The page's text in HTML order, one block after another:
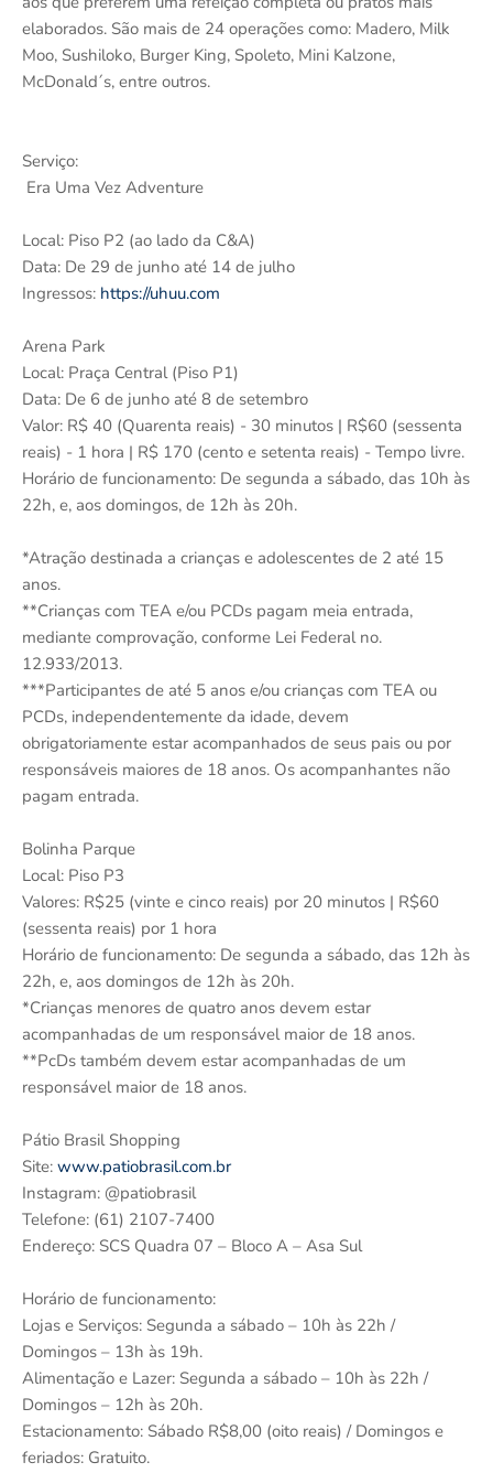
elaborados. São mais de 24 operações como: Madero, Milk
Moo, Sushiloko, Burger King, Spoleto, Mini Kalzone,
McDonald´s, entre outros.
Serviço:
Era Uma Vez Adventure
Local: Piso P2 (ao lado da C&A)
Data: De 29 de junho até 14 de julho
Ingressos: https://uhuu.com
Arena Park
Local: Praça Central (Piso P1)
Data: De 6 de junho até 8 de setembro
Valor: R$ 40 (Quarenta reais) - 30 minutos | R$60 (sessenta
reais) - 1 hora | R$ 170 (cento e setenta reais) - Tempo livre.
Horário de funcionamento: De segunda a sábado, das 10h às
22h, e, aos domingos, de 12h às 20h.
*Atração destinada a crianças e adolescentes de 2 até 15
anos.
**Crianças com TEA e/ou PCDs pagam meia entrada,
mediante comprovação, conforme Lei Federal no.
12.933/2013.
***Participantes de até 5 anos e/ou crianças com TEA ou
PCDs, independentemente da idade, devem
obrigatoriamente estar acompanhados de seus pais ou por
responsáveis maiores de 18 anos. Os acompanhantes não
pagam entrada.
Bolinha Parque
Local: Piso P3
Valores: R$25 (vinte e cinco reais) por 20 minutos | R$60
(sessenta reais) por 1 hora
Horário de funcionamento: De segunda a sábado, das 12h às
22h, e, aos domingos de 12h às 20h.
*Crianças menores de quatro anos devem estar
acompanhadas de um responsável maior de 18 anos.
**PcDs também devem estar acompanhadas de um
responsável maior de 18 anos.
Pátio Brasil Shopping
Site: www.patiobrasil.com.br
Instagram: @patiobrasil
Telefone: (61) 2107-7400
Endereço: SCS Quadra 07 – Bloco A – Asa Sul
Horário de funcionamento:
Lojas e Serviços: Segunda a sábado – 10h às 22h /
Domingos – 13h às 19h.
Alimentação e Lazer: Segunda a sábado – 10h às 22h /
Domingos – 12h às 20h.
Estacionamento: Sábado R$8,00 (oito reais) / Domingos e
feriados: Gratuito.